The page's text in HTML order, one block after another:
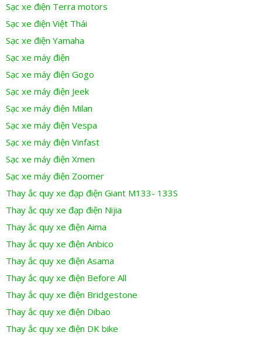
Sạc xe điện Terra motors
Sạc xe điện Việt Thái
Sạc xe điện Yamaha
Sạc xe máy điện
Sạc xe máy điện Gogo
Sạc xe máy điện Jeek
Sạc xe máy điện Milan
Sạc xe máy điện Vespa
Sạc xe máy điện Vinfast
Sạc xe máy điện Xmen
Sạc xe máy điện Zoomer
Thay ắc quy xe đạp điện Giant M133- 133S
Thay ắc quy xe đạp điện Nijia
Thay ắc quy xe điện Aima
Thay ắc quy xe điện Anbico
Thay ắc quy xe điện Asama
Thay ắc quy xe điện Before All
Thay ắc quy xe điện Bridgestone
Thay ắc quy xe điện Dibao
Thay ắc quy xe điện DK bike